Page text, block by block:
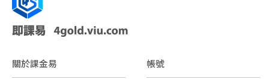
關於課金易 帳號